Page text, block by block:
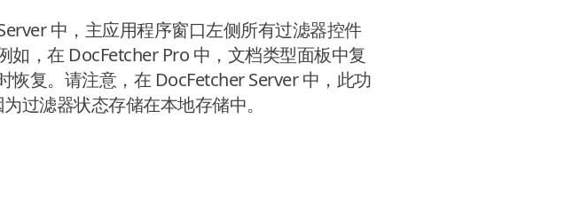
中，主应用程序窗口左侧所有过滤器控件
，在 DocFetcher Pro 中，文档类型面板中复
复。请注意，在 DocFetcher Server 中，此功
过滤器状态存储在本地存储中。